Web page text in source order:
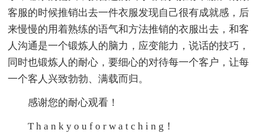
客服的时候推销出去一件衣服发现自己很有成就感，后
来慢慢的用着熟练的语气和方法推销的衣服出去，和客
人沟通是一个锻炼人的脑力，应变能力，说话的技巧，
同时也锻炼人的耐心，要细心的对待每一个客户，让每
一个客人兴致勃勃、满载而归。
感谢您的耐心观看！
T h a n k y o u f o r w a t c h i n g！